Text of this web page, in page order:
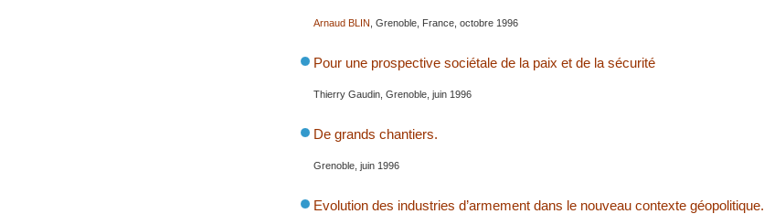
Arnaud BLIN , Grenoble, France, octobre 1996
Pour une prospective sociétale de la paix et de la sécurité
Thierry Gaudin, Grenoble, juin 1996
De grands chantiers.
Grenoble, juin 1996
Evolution des industries d’armement dans le nouveau contexte géopolitique.